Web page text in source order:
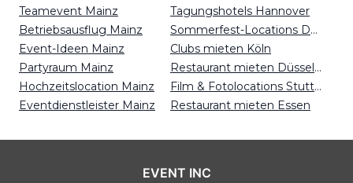
Teamevent Mainz
Betriebsausflug Mainz
Event-Ideen Mainz
Partyraum Mainz
Hochzeitslocation Mainz
Eventdienstleister Mainz
Tagungshotels Hannover
Sommerfest-Locations Düsseldorf
Clubs mieten Köln
Restaurant mieten Düsseldorf
Film & Fotolocations Stuttgart
Restaurant mieten Essen
EVENT INC